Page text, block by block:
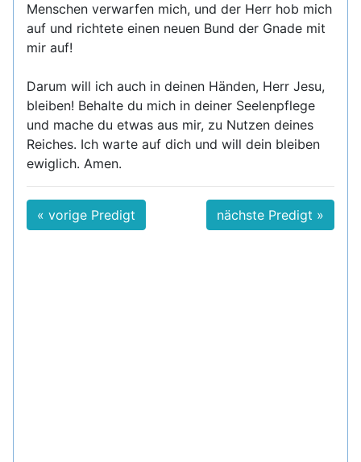
Menschen verwarfen mich, und der Herr hob mich
auf und richtete einen neuen Bund der Gnade mit
mir auf!
Darum will ich auch in deinen Händen, Herr Jesu,
bleiben! Behalte du mich in deiner Seelenpflege
und mache du etwas aus mir, zu Nutzen deines
Reiches. Ich warte auf dich und will dein bleiben
ewiglich. Amen.
« vorige Predigt nächste Predigt »